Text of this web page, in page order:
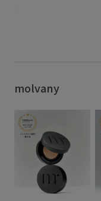
紫外線対策
molvany